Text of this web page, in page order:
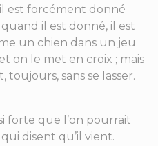
est forcément donné
il est donné, il est
un chien dans un jeu
on le met en croix ; mais
toujours, sans se lasser.
forte que l’on pourrait
disent qu’il vient.